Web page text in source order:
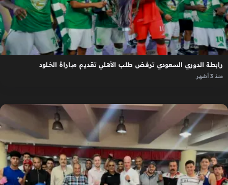
رابطة الدوري السعودي ترفض طلب الأهلي تقديم مباراة الخلود
منذ 3 أشهر